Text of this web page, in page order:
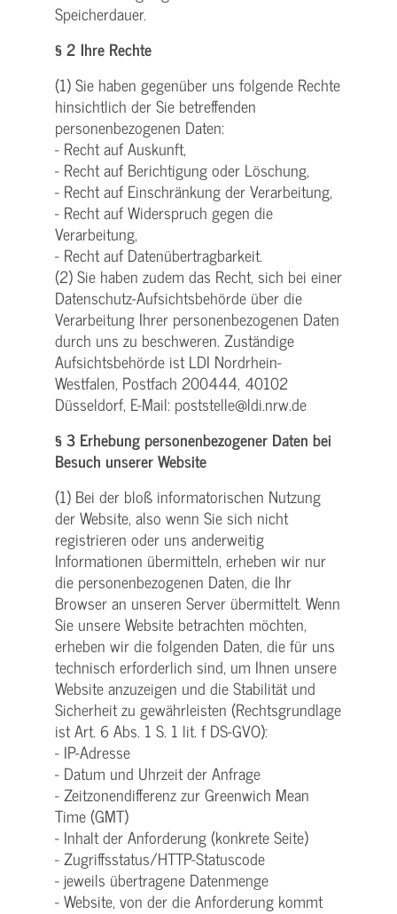
Speicherdauer.
§ 2 Ihre Rechte
(1) Sie haben gegenüber uns folgende Rechte
hinsichtlich der Sie betreffenden
personenbezogenen Daten:
- Recht auf Auskunft,
- Recht auf Berichtigung oder Löschung,
- Recht auf Einschränkung der Verarbeitung,
- Recht auf Widerspruch gegen die
Verarbeitung,
- Recht auf Datenübertragbarkeit.
(2) Sie haben zudem das Recht, sich bei einer
Datenschutz-Aufsichtsbehörde über die
Verarbeitung Ihrer personenbezogenen Daten
durch uns zu beschweren. Zuständige
Aufsichtsbehörde ist LDI Nordrhein-
Westfalen, Postfach 200444, 40102
Düsseldorf, E-Mail: poststelle@ldi.nrw.de
§ 3 Erhebung personenbezogener Daten bei
Besuch unserer Website
(1) Bei der bloß informatorischen Nutzung
der Website, also wenn Sie sich nicht
registrieren oder uns anderweitig
Informationen übermitteln, erheben wir nur
die personenbezogenen Daten, die Ihr
Browser an unseren Server übermittelt. Wenn
Sie unsere Website betrachten möchten,
erheben wir die folgenden Daten, die für uns
technisch erforderlich sind, um Ihnen unsere
Website anzuzeigen und die Stabilität und
Sicherheit zu gewährleisten (Rechtsgrundlage
ist Art. 6 Abs. 1 S. 1 lit. f DS-GVO):
- IP-Adresse
- Datum und Uhrzeit der Anfrage
- Zeitzonendifferenz zur Greenwich Mean
Time (GMT)
- Inhalt der Anforderung (konkrete Seite)
- Zugriffsstatus/HTTP-Statuscode
- jeweils übertragene Datenmenge
- Website, von der die Anforderung kommt